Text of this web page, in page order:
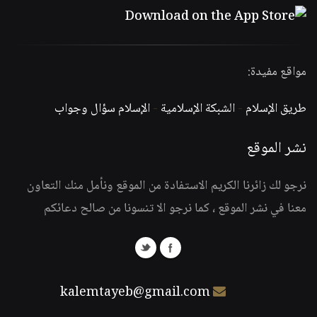
مواقع مفيدة:
طريق الإسلام -الشبكة الإسلامية -الإسلام سؤال وجواب
نشر الموقع
نرجو لك زائرنا الكريم الاستفادة من الموقع ونأمل منك التعاون
معنا في نشر الموقع ، كما نرجو الا تنسونا من صالح دعائكم
kalemtayeb@gmail.com